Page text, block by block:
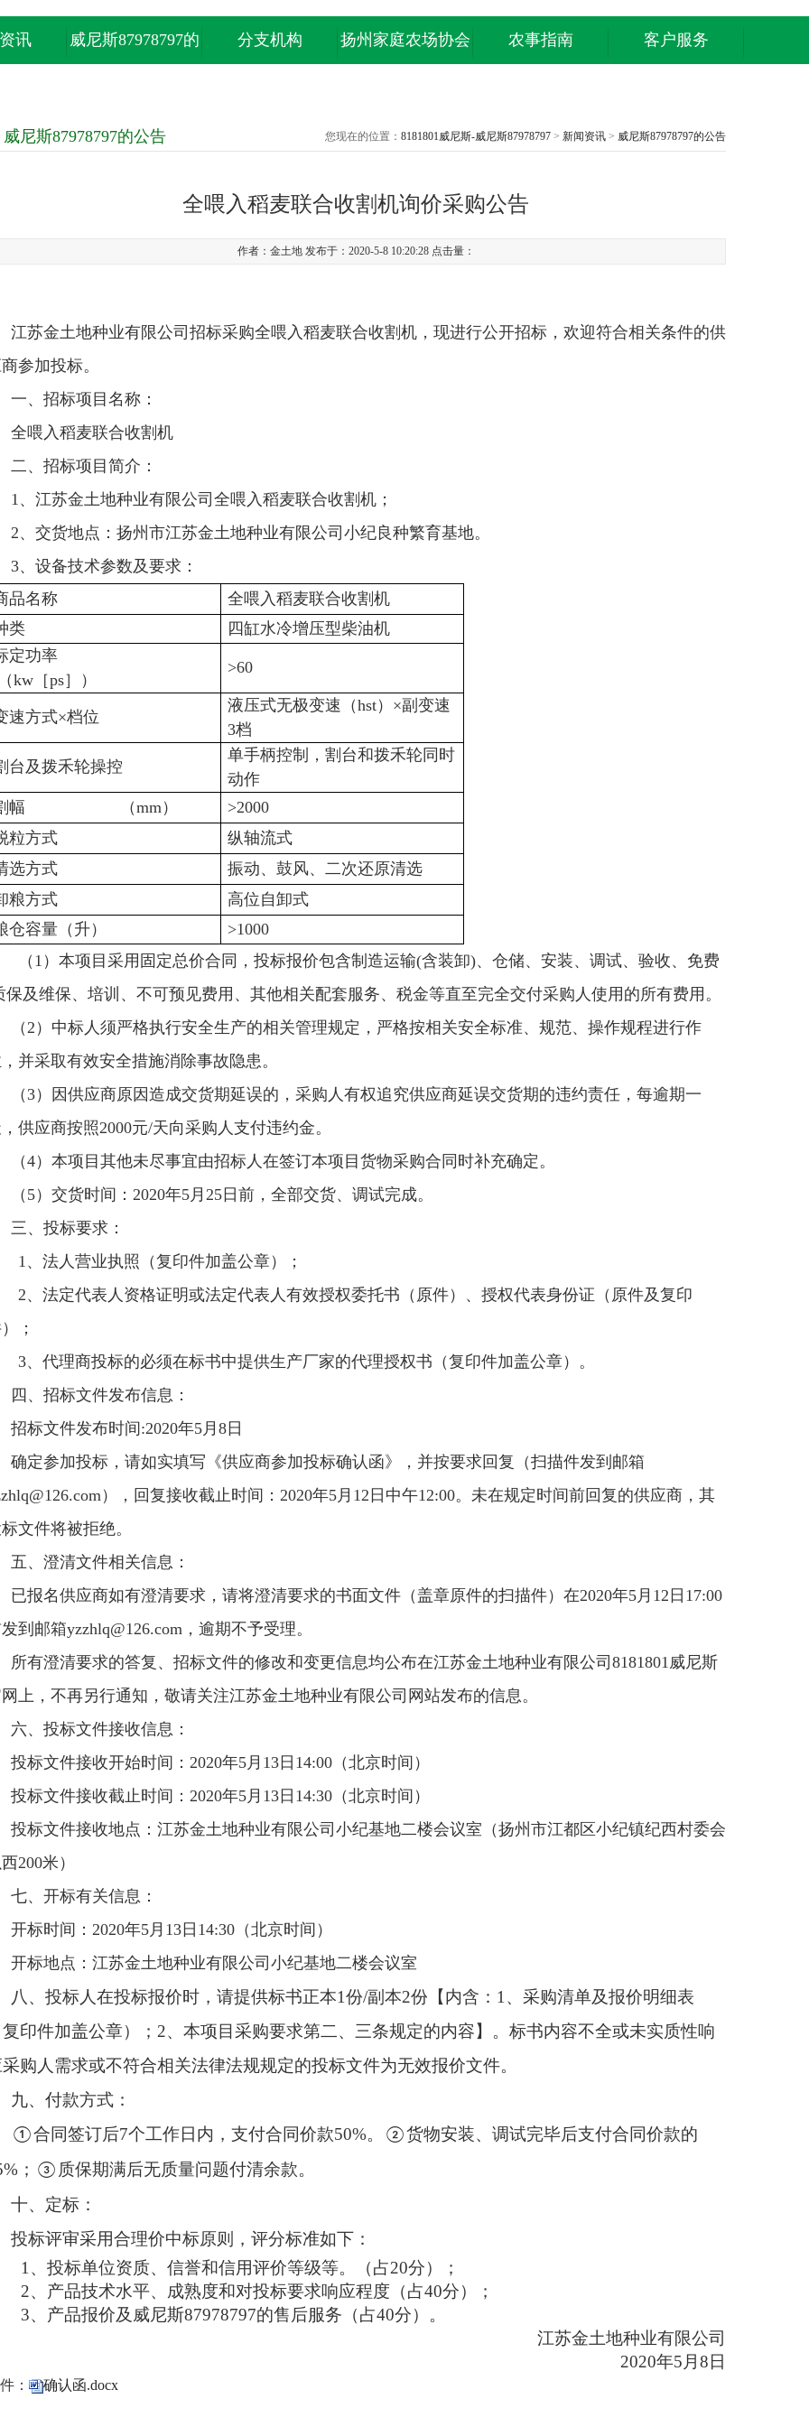
讯 威尼斯87978797的 分支机构 扬州家庭农场协会 农事指南 客户服务
威尼斯87978797的公告 您现在的位置： 8181801威尼斯-威尼斯87978797 > 新闻资讯 > 威尼斯87978797的公告
全喂入稻麦联合收割机询价采购公告
作者：金土地 发布于：2020-5-8 10:20:28 点击量：
江苏金土地种业有限公司招标采购全喂入稻麦联合收割机，现进行公开招标，欢迎符合相关条件的供
参加投标。
一、招标项目名称：
全喂入稻麦联合收割机
二、招标项目简介：
1、江苏金土地种业有限公司全喂入稻麦联合收割机；
2、交货地点：扬州市江苏金土地种业有限公司小纪良种繁育基地。
3、设备技术参数及要求：
品名称
全喂入稻麦联合收割机
类
四缸水冷增压型柴油机
定功率
kw［ps］）
>60
速方式×档位
液压式无极变速（hst）×副变速
3档
台及拨禾轮操控
单手柄控制，割台和拨禾轮同时
动作
幅 （mm）
>2000
粒方式
纵轴流式
选方式
振动、鼓风、二次还原清选
粮方式
高位自卸式
仓容量（升）
>1000
（ 1）本项目采用固定总价合同，投标报价包含制造运输(含装卸)、仓储、安装、调试、验收、免费
保及维保、培训、不可预见费用、其他相关配套服务、税金等直至完全交付采购人使用的所有费用。
（2）中标人须严格执行安全生产的相关管理规定，严格按相关安全标准、规范、操作规程进行作
并采取有效安全措施消除事故隐患。
（3）因供应商原因造成交货期延误的，采购人有权追究供应商延误交货期的违约责任，每逾期一
供应商按照2000元/天向采购人支付违约金。
（4）本项目其他未尽事宜由招标人在签订本项目货物采购合同时补充确定。
（ 5）交货时间：2020年5月25日前，全部交货、调试完成。
三、投标要求：
1、法人营业执照（复印件加盖公章）；
2、法定代表人资格证明或法定代表人有效授权委托书（原件）、授权代表身份证（原件及复印
；
3、代理商投标的必须在标书中提供生产厂家的代理授权书（复印件加盖公章）。
四、招标文件发布信息：
招标文件发布时间 :2020年5月8日
确定参加投标，请如实填写《供应商参加投标确认函》，并按要求回复（扫描件发到邮箱
），回复接收截止时间：2020年5月12日中午12:00。未在规定时间前回复的供应商，其
文件将被拒绝。
五、澄清文件相关信息：
已报名供应商如有澄清要求，请将澄清要求的书面文件（盖章原件的扫描件）在2020年5月12日17:00
到邮箱yzzhlq@126.com ，逾期不予受理。
所有澄清要求的答复、招标文件的修改和变更信息均公布在江苏金土地种业有限公司8181801威尼斯
上，不再另行通知，敬请关注江苏金土地种业有限公司网站发布的信息。
六、投标文件接收信息：
投标文件接收开始时间： 2020年5月13日14:00（北京时间）
投标文件接收截止时间： 2020年5月13日14:30（北京时间）
投标文件接收地点：江苏金土地种业有限公司小纪基地二楼会议室（扬州市江都区小纪镇纪西村委会
200米）
七、开标有关信息：
开标时间： 2020年5月13日14:30（北京时间）
开标地点：江苏金土地种业有限公司小纪基地二楼会议室
八、投标人在投标报价时，请提供标书正本1份/副本2份【内含：1、采购清单及报价明细表
印件加盖公章）；2、本项目采购要求第二、三条规定的内容】。标书内容不全或未实质性响
购人需求或不符合相关法律法规规定的投标文件为无效报价文件。
九、付款方式：
①合同签订后7个工作日内，支付合同价款50%。 ②货物安装、调试完毕后支付合同价款的
%； ③ 质保期满后无质量问题付清余款。
十、 定标：
投标评审采用合理价中标原则，评分标准如下：
1、投标单位资质、信誉和信用评价等级等。（占20分）；
2、产品技术水平、成熟度和对投标要求响应程度（占40分）；
3、产品报价及威尼斯87978797的售后服务（占40分）。
江苏金土地种业有限公司
2020年5月8日
： 确认函.docx